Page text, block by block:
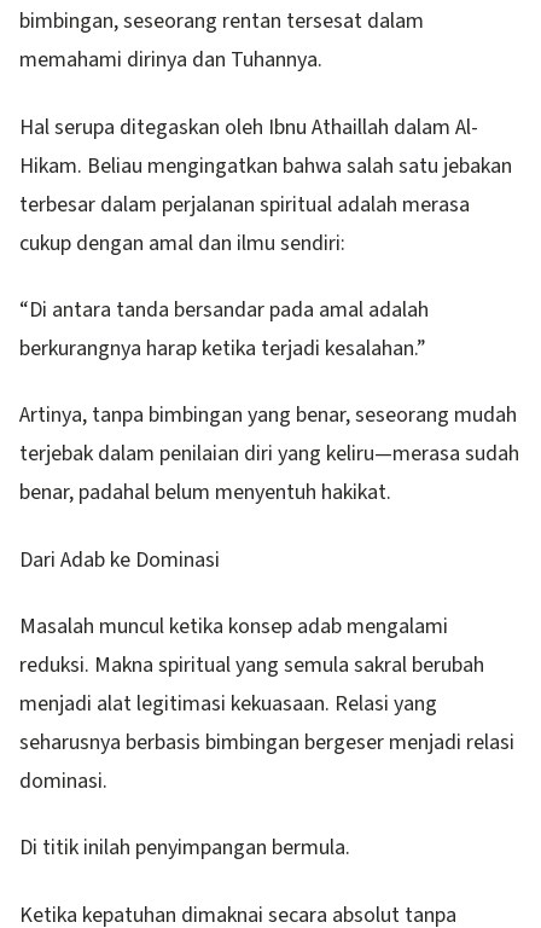
bimbingan, seseorang rentan tersesat dalam
memahami dirinya dan Tuhannya.
Hal serupa ditegaskan oleh Ibnu Athaillah dalam Al-
Hikam. Beliau mengingatkan bahwa salah satu jebakan
terbesar dalam perjalanan spiritual adalah merasa
cukup dengan amal dan ilmu sendiri:
“Di antara tanda bersandar pada amal adalah
berkurangnya harap ketika terjadi kesalahan.”
Artinya, tanpa bimbingan yang benar, seseorang mudah
terjebak dalam penilaian diri yang keliru—merasa sudah
benar, padahal belum menyentuh hakikat.
Dari Adab ke Dominasi
Masalah muncul ketika konsep adab mengalami
reduksi. Makna spiritual yang semula sakral berubah
menjadi alat legitimasi kekuasaan. Relasi yang
seharusnya berbasis bimbingan bergeser menjadi relasi
dominasi.
Di titik inilah penyimpangan bermula.
Ketika kepatuhan dimaknai secara absolut tanpa